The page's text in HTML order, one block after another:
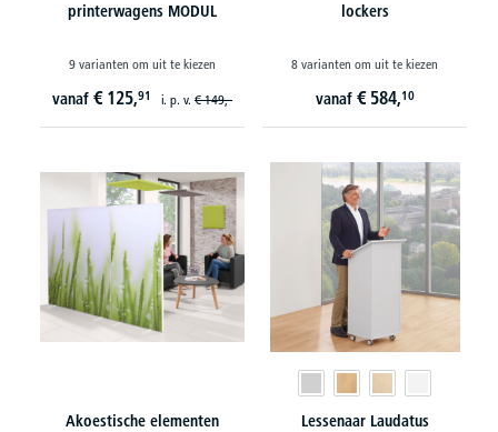
printerwagens MODUL
9 varianten om uit te kiezen
vanaf € 125,91 i. p. v. € 149,-
lockers
8 varianten om uit te kiezen
vanaf € 584,10
Akoestische elementen
Lessenaar Laudatus